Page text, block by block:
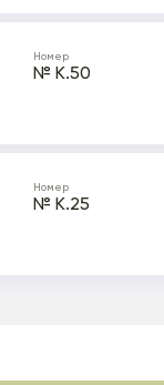
Номер
№ К.50
Номер
№ К.25